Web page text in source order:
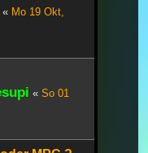
« Mo 19 Okt,
« So 01